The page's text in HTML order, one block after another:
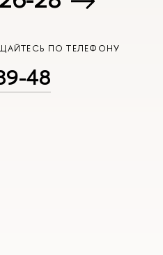
ПО ТЕЛЕФОНУ
48